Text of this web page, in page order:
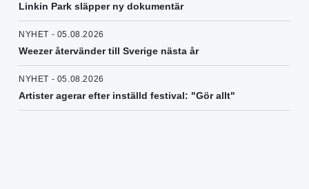
Linkin Park släpper ny dokumentär
NYHET - 05.08.2026
Weezer återvänder till Sverige nästa år
NYHET - 05.08.2026
Artister agerar efter inställd festival: "Gör allt"